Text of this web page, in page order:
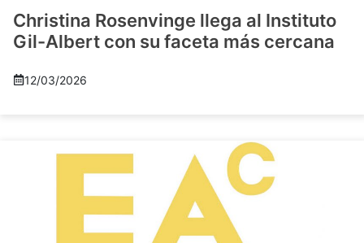
Christina Rosenvinge llega al Instituto
Gil-Albert con su faceta más cercana
12/03/2026